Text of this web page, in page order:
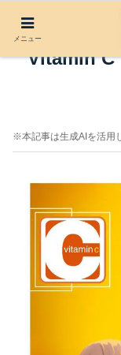
アルバム
Vitamin C
※本記事は生成AIを活用
メニュー